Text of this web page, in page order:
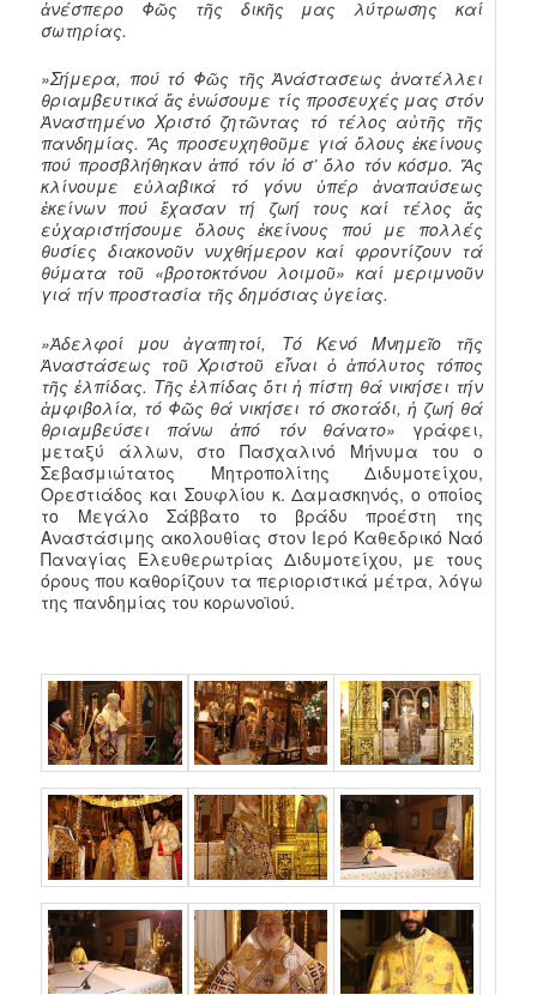
ἀνέσπερο Φῶς τῆς δικῆς μας λύτρωσης καί
σωτηρίας.
»Σήμερα, πού τό Φῶς τῆς Ἀνάστασεως ἀνατέλλει
θριαμβευτικά ἄς ἑνώσουμε τίς προσευχές μας στόν
Ἀναστημένο Χριστό ζητῶντας τό τέλος αὐτῆς τῆς
πανδημίας. Ἄς προσευχηθοῦμε γιά ὅλους ἐκείνους
πού προσβλήθηκαν ἀπό τόν ἰό σ’ ὅλο τόν κόσμο. Ἄς
κλίνουμε εὐλαβικά τό γόνυ ὑπέρ ἀναπαύσεως
ἐκείνων πού ἔχασαν τή ζωή τους καί τέλος ἄς
εὐχαριστήσουμε ὅλους ἐκείνους πού με πολλές
θυσίες διακονοῦν νυχθήμερον καί φροντίζουν τά
θύματα τοῦ «βροτοκτόνου λοιμοῦ» καί μεριμνοῦν
γιά τήν προστασία τῆς δημόσιας ὑγείας.
»Ἀδελφοί μου ἀγαπητοί, Τό Κενό Μνημεῖο τῆς
Ἀναστάσεως τοῦ Χριστοῦ εἶναι ὁ ἀπόλυτος τόπος
τῆς ἐλπίδας. Τῆς ἐλπίδας ὅτι ἡ πίστη θά νικήσει τήν
ἀμφιβολία, τό Φῶς θά νικήσει τό σκοτάδι, ἡ ζωή θά
θριαμβεύσει πάνω ἀπό τόν θάνατο» γράφει,
μεταξύ άλλων, στο Πασχαλινό Μήνυμα του ο
Σεβασμιώτατος Μητροπολίτης Διδυμοτείχου,
Ορεστιάδος και Σουφλίου κ. Δαμασκηνός, ο οποίος
το Μεγάλο Σάββατο το βράδυ προέστη της
Αναστάσιμης ακολουθίας στον Ιερό Καθεδρικό Ναό
Παναγίας Ελευθερωτρίας Διδυμοτείχου, με τους
όρους που καθορίζουν τα περιοριστικά μέτρα, λόγω
της πανδημίας του κορωνοϊού.